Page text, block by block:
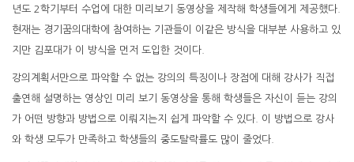
년도 2학기부터 수업에 대한 미리보기 동영상을 제작해 학생들에게 제공했다.
현재는 경기꿈의대학에 참여하는 기관들이 이같은 방식을 대부분 사용하고 있
지만 김포대가 이 방식을 먼저 도입한 것이다.
강의계획서만으로 파악할 수 없는 강의의 특징이나 장점에 대해 강사가 직접
출연해 설명하는 영상인 미리 보기 동영상을 통해 학생들은 자신이 듣는 강의
가 어떤 방향과 방법으로 이뤄지는지 쉽게 파악할 수 있다. 이 방법으로 강사
와 학생 모두가 만족하고 학생들의 중도탈락률도 많이 줄었다.